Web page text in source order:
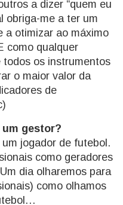
a dizer “quem eu
obriga-me a ter um
a otimizar ao máximo
como qualquer
todos os instrumentos
o maior valor da
de
um gestor?
jogador de futebol.
como geradores
dia olharemos para
como olhamos